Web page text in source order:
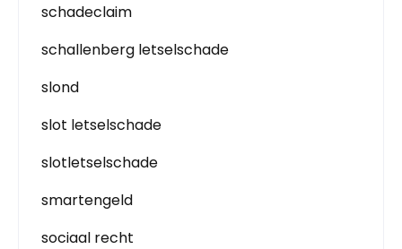
schadeclaim
schallenberg letselschade
slond
slot letselschade
slotletselschade
smartengeld
sociaal recht